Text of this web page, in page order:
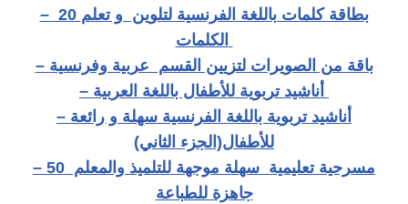
– 20 بطاقة كلمات باللغة الفرنسية لتلوين و تعلم
– باقة من الصويرات لتزيين القسم عربية وفرنسية
– أناشيد تربوية باللغة الفرنسية سهلة و رائعة
للأطفال(الجزء الثاني)
– 50 مسرحية تعليمية سهلة موجهة للتلميذ والمعلم
جاهزة للطباعة